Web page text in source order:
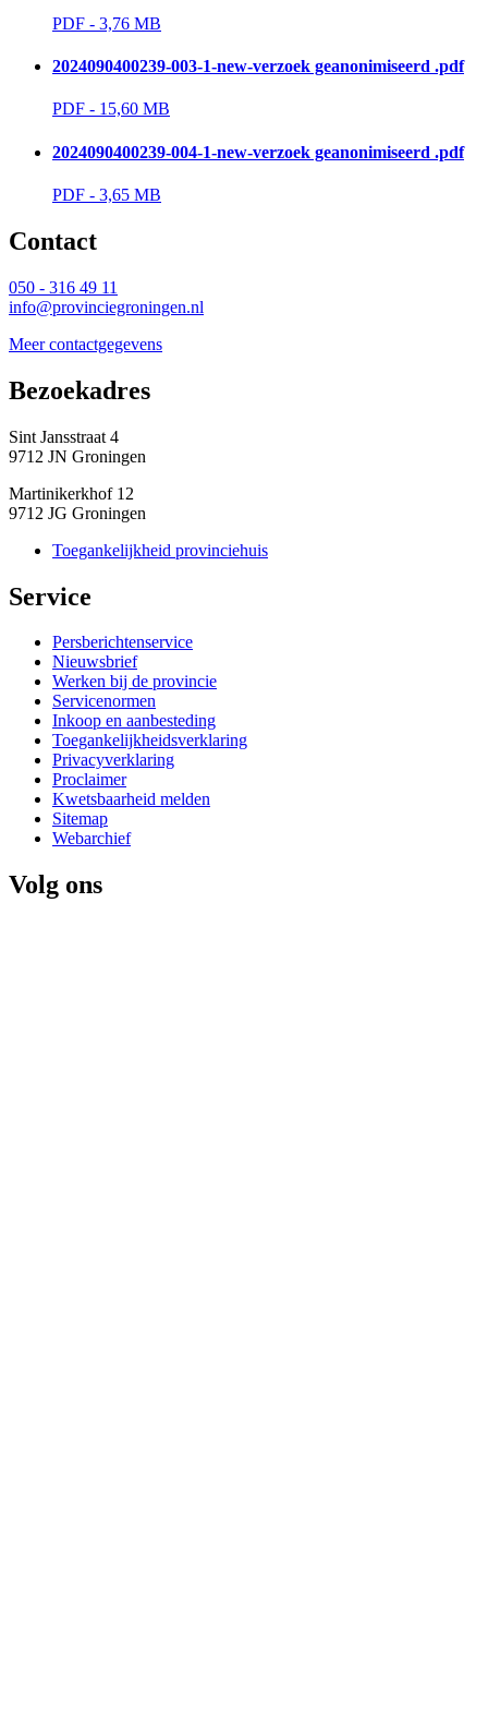
PDF - 3,76 MB
2024090400239-003-1-new-verzoek geanonimiseerd .pdf
PDF - 15,60 MB
2024090400239-004-1-new-verzoek geanonimiseerd .pdf
PDF - 3,65 MB
Contact
050 - 316 49 11
info@provinciegroningen.nl
Meer contactgegevens
Bezoekadres
Sint Jansstraat 4
9712 JN Groningen
Martinikerkhof 12
9712 JG Groningen
Toegankelijkheid provinciehuis
Service
Persberichtenservice
Nieuwsbrief
Werken bij de provincie
Servicenormen
Inkoop en aanbesteding
Toegankelijkheidsverklaring
Privacyverklaring
Proclaimer
Kwetsbaarheid melden
Sitemap
Webarchief
Volg ons